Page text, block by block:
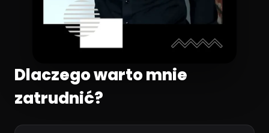
Dlaczego warto mnie
zatrudnić?